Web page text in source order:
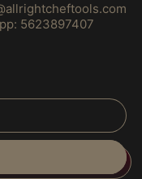
5623897407